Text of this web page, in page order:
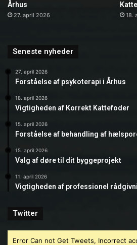
Århus
27. april 2026 18.
Seneste nyheder
27. april 2026
Forståelse af psykoterapi i Århus
18. april 2026
Vigtigheden af Korrekt Kattefoder
15. april 2026
Forståelse af behandling af
15. april 2026
Valg af døre til dit byggeprojekt
11. april 2026
Vigtigheden af professionel
Twitter
Error Can not Get Tweets, Incorrect